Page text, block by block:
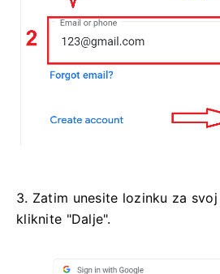
3. Zatim unesite lozinku za
kliknite "Dalje".